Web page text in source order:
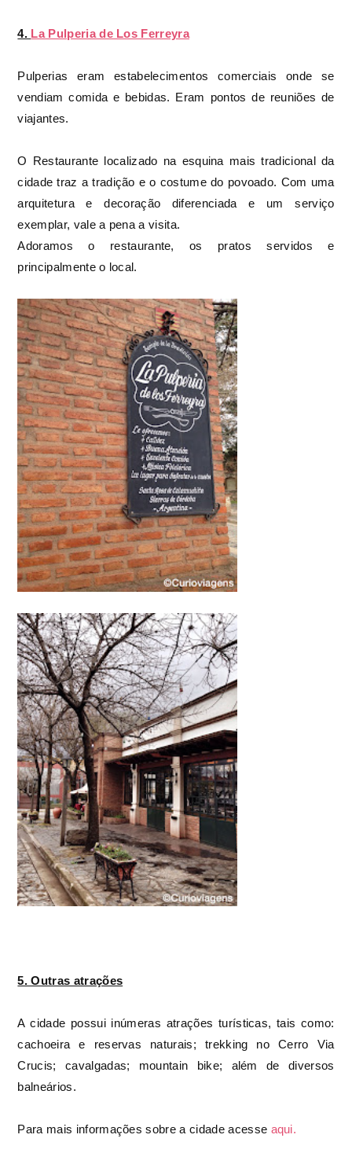
4. La Pulperia de Los Ferreyra
Pulperias eram estabelecimentos comerciais onde se
vendiam comida e bebidas. Eram pontos de reuniões de
viajantes.
O Restaurante localizado na esquina mais tradicional da
cidade traz a tradição e o costume do povoado. Com uma
arquitetura e decoração diferenciada e um serviço
exemplar, vale a pena a visita.
Adoramos o restaurante, os pratos servidos e
principalmente o local.
5. Outras atrações
A cidade possui inúmeras atrações turísticas, tais como:
cachoeira e reservas naturais; trekking no Cerro Via
Crucis; cavalgadas; mountain bike; além de diversos
balneários.
Para mais informações sobre a cidade acesse aqui.